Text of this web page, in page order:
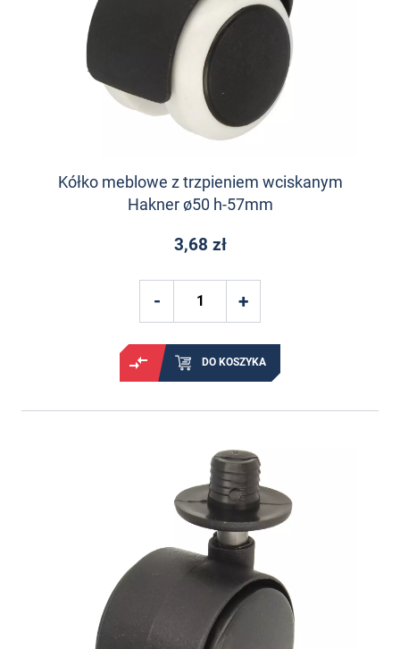
Kółko meblowe z trzpieniem wciskanym
Hakner ø50 h-57mm
3,68 zł
DO KOSZYKA